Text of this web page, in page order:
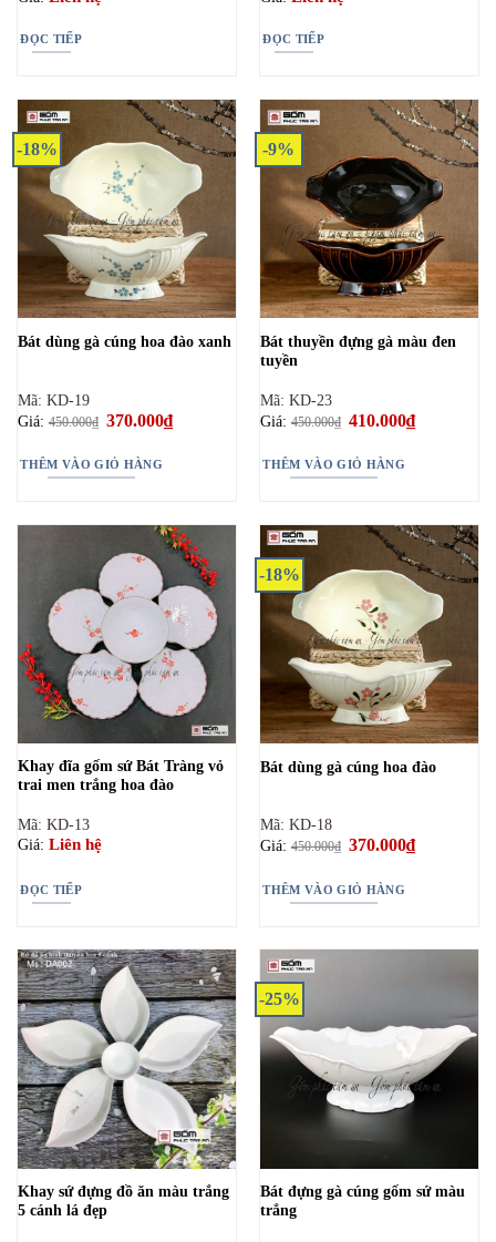
ĐỌC TIẾP ĐỌC TIẾP
-18%
Bát dùng gà cúng hoa đào xanh
Mã: KD-19
Giá:450.000₫ Giá
gốc
450.000₫.
370.000₫Giá
hiện
THÊM VÀO GIỎ HÀNG
-9%
Bát thuyền đựng gà màu đen
tuyền
Mã: KD-23
Giá:450.000₫ Giá
gốc
450.000₫.
410.000₫Giá
hiện
THÊM VÀO GIỎ HÀNG
Khay đĩa gốm sứ Bát Tràng vỏ
trai men trắng hoa đào
Mã: KD-13
Giá: Liên hệ
ĐỌC TIẾP
-18%
Bát dùng gà cúng hoa đào
Mã: KD-18
Giá:450.000₫ Giá
450.000₫.
370.000₫Giá
hiện
THÊM VÀO GIỎ HÀNG
Khay sứ đựng đồ ăn màu trắng
5 cánh lá đẹp
-25%
Bát đựng gà cúng gốm sứ màu
trắng